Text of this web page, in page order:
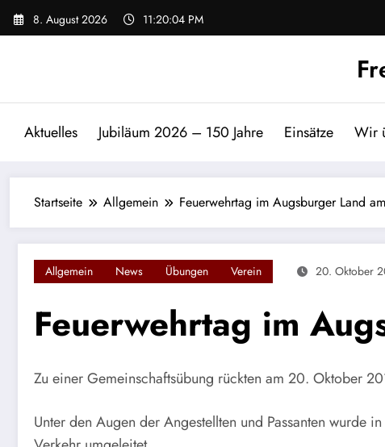
Zum
Inhalt
8. August 2026 11:20:04 PM
Aktuelles Jubiläum 2026 – 150 Jahre Einsätze Wir
Startseite Allgemein Feuerwehrtag im Augsburger Land
Allgemein News Übungen Verein 20. Oktober
Feuerwehrtag im
Zu einer Gemeinschaftsübung rückten am 20. Oktober
Unter den Augen der Angestellten und Passanten wurde